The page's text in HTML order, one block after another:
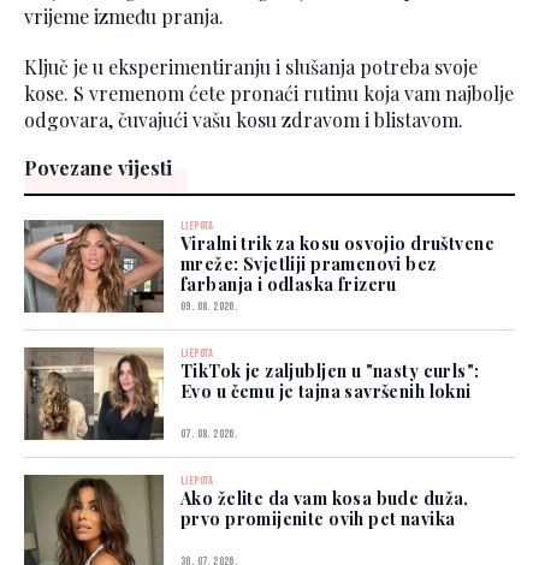
vrijeme između pranja.
Ključ je u eksperimentiranju i slušanja potreba svoje
kose. S vremenom ćete pronaći rutinu koja vam najbolje
odgovara, čuvajući vašu kosu zdravom i blistavom.
Povezane vijesti
LJEPOTA
Viralni trik za kosu osvojio društvene
mreže: Svjetliji pramenovi bez
farbanja i odlaska frizeru
09. 08. 2026.
LJEPOTA
TikTok je zaljubljen u "nasty curls":
Evo u čemu je tajna savršenih lokni
07. 08. 2026.
LJEPOTA
Ako želite da vam kosa bude duža,
prvo promijenite ovih pet navika
30. 07. 2026.